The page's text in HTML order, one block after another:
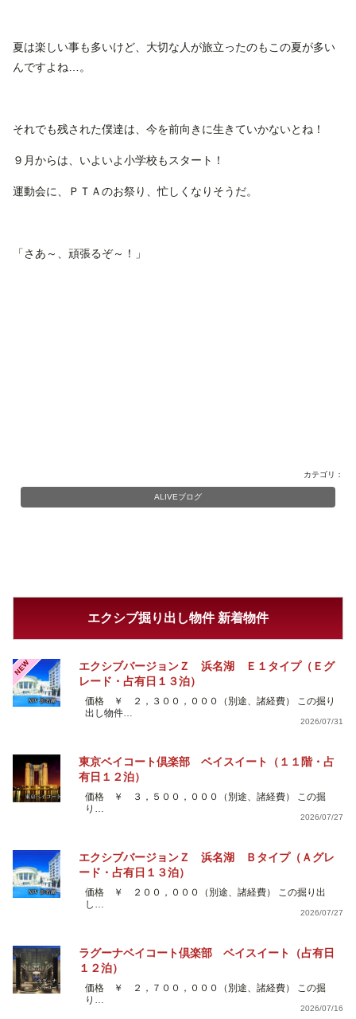
夏は楽しい事も多いけど、大切な人が旅立ったのもこの夏が多い
んですよね…。
それでも残された僕達は、今を前向きに生きていかないとね！
９月からは、いよいよ小学校もスタート！
運動会に、ＰＴＡのお祭り、忙しくなりそうだ。
「さあ～、頑張るぞ～！」
カテゴリ：
ALIVEブログ
エクシブ掘り出し物件 新着物件
NEW
エクシブバージョンＺ 浜名湖 Ｅ１タイプ（Ｅグ
レード・占有日１３泊）
価格 ￥ ２，３００，０００（別途、諸経費） この掘り
出し物件…
2026/07/31
東京ベイコート倶楽部 ベイスイート（１１階・占
有日１２泊）
価格 ￥ ３，５００，０００（別途、諸経費） この掘
り…
2026/07/27
エクシブバージョンＺ 浜名湖 Ｂタイプ（Ａグレ
ード・占有日１３泊）
価格 ￥ ２００，０００（別途、諸経費） この掘り出
し…
2026/07/27
ラグーナベイコート倶楽部 ベイスイート（占有日
１２泊）
価格 ￥ ２，７００，０００（別途、諸経費） この掘
り…
2026/07/16